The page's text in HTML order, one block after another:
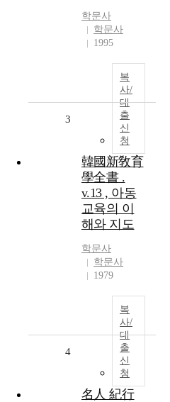
학문사
학문사
1995
복
사/
대
출
신
청
3
韓國新敎育
學全書 .
v.13 , 아동
교육의 이
해와 지도
학문사
학문사
1979
복
사/
대
출
신
청
4
名人 紀行